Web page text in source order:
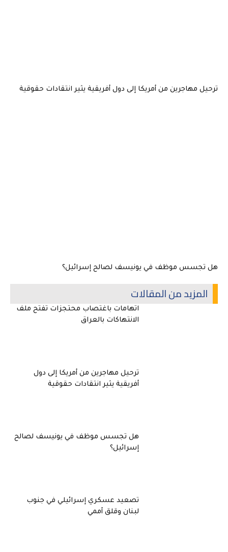
ترحيل مهاجرين من أمريكا إلى دول أفريقية يثير انتقادات حقوقية
هل تجسس موظف في يونيسف لصالح إسرائيل؟
المزيد من المقالات
اتهامات باغتصاب محتجزات تفتح ملف
الانتهاكات بالعراق
ترحيل مهاجرين من أمريكا إلى دول
أفريقية يثير انتقادات حقوقية
هل تجسس موظف في يونيسف لصالح
إسرائيل؟
تصعيد عسكري إسرائيلي في جنوب
لبنان وقلق أممي